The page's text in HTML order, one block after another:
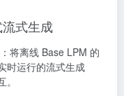
式生成
将离线 Base LPM 的
时运行的流式生成